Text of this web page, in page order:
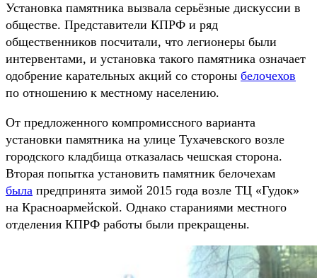
Установка памятника вызвала серьёзные дискуссии в
обществе. Представители КПРФ и ряд
общественников посчитали, что легионеры были
интервентами, и установка такого памятника означает
одобрение карательных акций со стороны белочехов
по отношению к местному населению.
От предложенного компромиссного варианта
установки памятника на улице Тухачевского возле
городского кладбища отказалась чешская сторона.
Вторая попытка установить памятник белочехам
была предпринята зимой 2015 года возле ТЦ «Гудок»
на Красноармейской. Однако стараниями местного
отделения КПРФ работы были прекращены.